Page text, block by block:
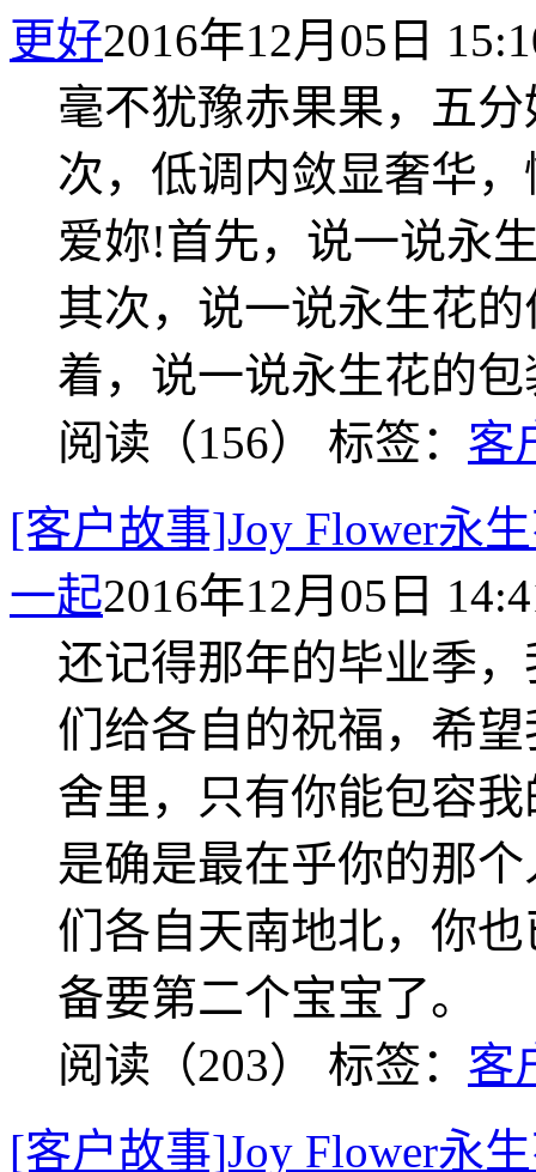
更好2016年12月05日
毫不犹豫赤果果，五
次，低调内敛显奢华
爱妳!首先，说一说永
其次，说一说永生花
着，说一说永生花的
阅读（156） 标签： 客
[客户故事]Joy Flower永
一起2016年12月05日
还记得那年的毕业季
们给各自的祝福，希
舍里，只有你能包容
是确是最在乎你的那
们各自天南地北，你
备要第二个宝宝了。
阅读（203） 标签： 客
[客户故事]Joy Flower永